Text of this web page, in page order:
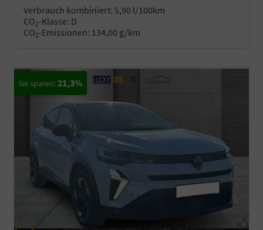
Verbrauch kombiniert: 5,90 l/100km
CO2-Klasse: D
CO2-Emissionen: 134,00 g/km
21,3%